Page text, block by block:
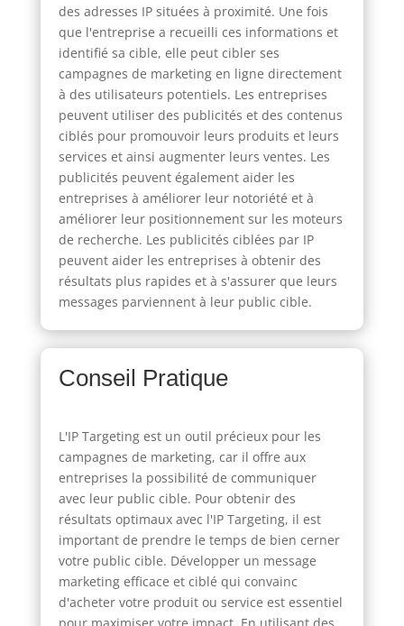
des adresses IP situées à proximité. Une fois
que l'entreprise a recueilli ces informations et
identifié sa cible, elle peut cibler ses
campagnes de marketing en ligne directement
à des utilisateurs potentiels. Les entreprises
peuvent utiliser des publicités et des contenus
ciblés pour promouvoir leurs produits et leurs
services et ainsi augmenter leurs ventes. Les
publicités peuvent également aider les
entreprises à améliorer leur notoriété et à
améliorer leur positionnement sur les moteurs
de recherche. Les publicités ciblées par IP
peuvent aider les entreprises à obtenir des
résultats plus rapides et à s'assurer que leurs
messages parviennent à leur public cible.
Conseil Pratique
L'IP Targeting est un outil précieux pour les
campagnes de marketing, car il offre aux
entreprises la possibilité de communiquer
avec leur public cible. Pour obtenir des
résultats optimaux avec l'IP Targeting, il est
important de prendre le temps de bien cerner
votre public cible. Développer un message
marketing efficace et ciblé qui convainc
d'acheter votre produit ou service est essentiel